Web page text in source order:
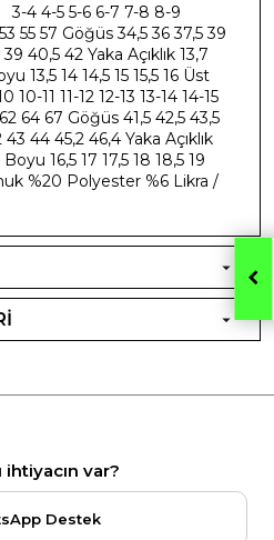
4 4-5 5-6 6-7 7-8 8-9
55 57 Göğüs 34,5 36 37,5 39
40,5 42 Yaka Açıklık 13,7
13,5 14 14,5 15 15,5 16 Üst
11 11-12 12-13 13-14 14-15
64 67 Göğüs 41,5 42,5 43,5
44 45,2 46,4 Yaka Açıklık
Boyu 16,5 17 17,5 18 18,5 19
%20 Polyester %6 Likra /
ihtiyacın var?
Destek